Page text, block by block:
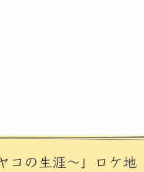
の生涯〜」ロケ地